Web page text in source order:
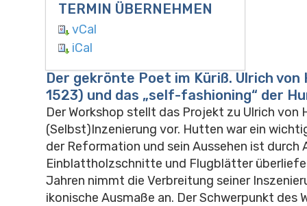
TERMIN ÜBERNEHMEN
vCal
iCal
Der gekrönte Poet im Küriß. Ulrich
1523) und das „self-fashioning“ der
Der Workshop stellt das Projekt zu Ulrich von
(Selbst)Inzenierung vor. Hutten war ein
der Reformation und sein Aussehen ist
Einblattholzschnitte und Flugblätter
Jahren nimmt die Verbreitung seiner
ikonische Ausmaße an. Der Schwerpunkt des